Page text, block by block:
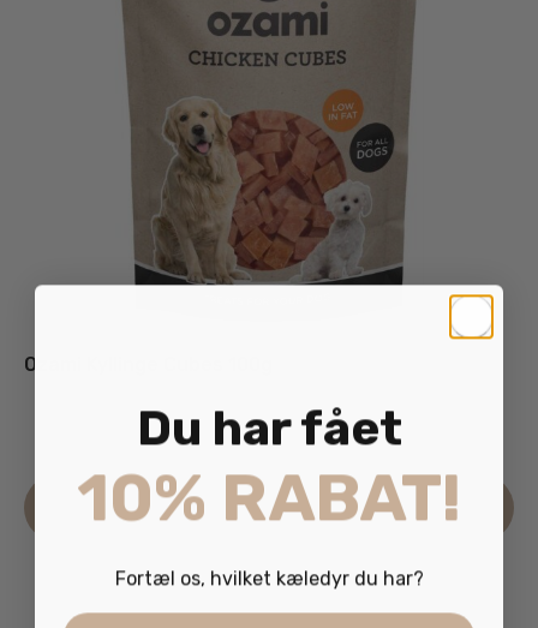
Ozami Kyllinge Cubes 100g
29.95kr. inkl. moms
Læs mere
Du har fået
10% RABAT!
Fortæl os, hvilket kæledyr du har?